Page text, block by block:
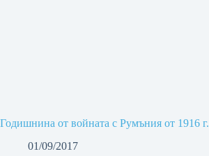
Годишнина от войната с Румъния от 1916 г.
01/09/2017